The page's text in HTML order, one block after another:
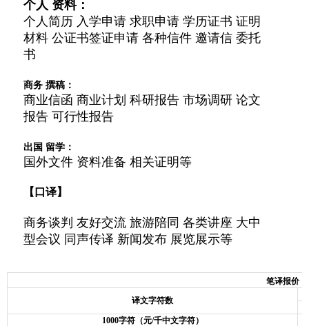
个人 资料：
个人简历 入学申请 求职申请 学历证书 证明
材料 公证书签证申请 各种信件 邀请信 委托
书
商务 撰稿：
商业信函 商业计划 科研报告 市场调研 论文
报告 可行性报告
出国 留学：
国外文件 资料准备 相关证明等
【口译】
商务谈判 友好交流 旅游陪同 各类讲座 大中
型会议 同声传译 新闻发布 展览展示等
笔译报价
译文字符数
1000字符（元/千中文字符）